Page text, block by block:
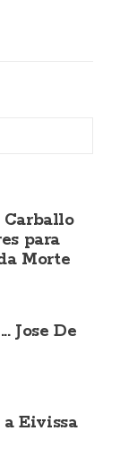
Carballo
para
Morte
Jose De
Eivissa